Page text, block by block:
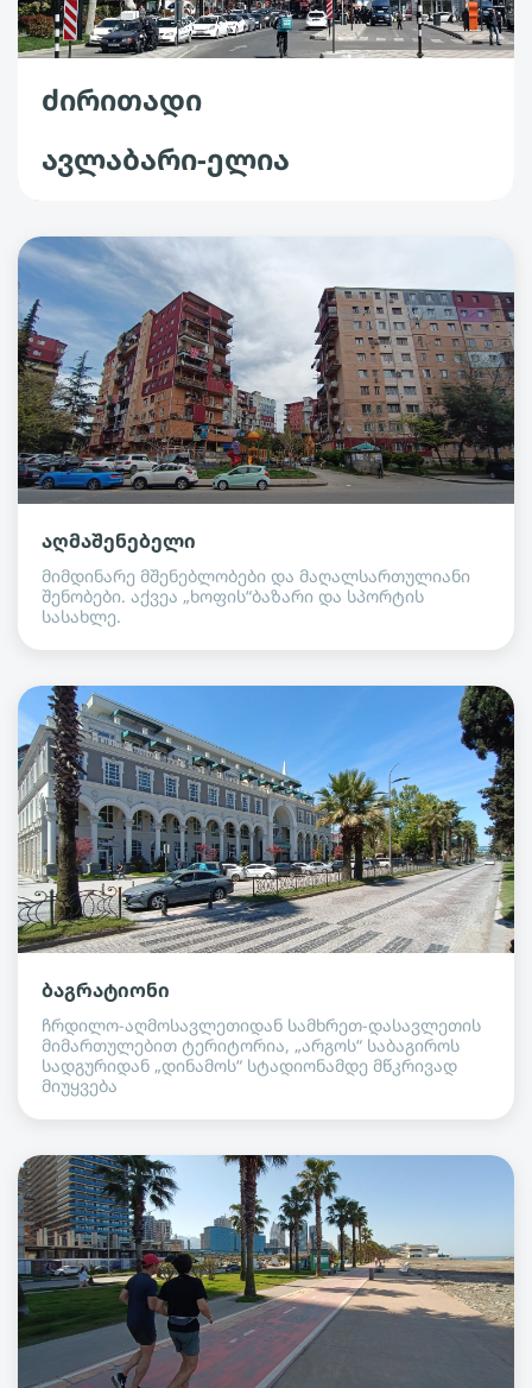
ძირითადი
ავლაბარი-ელია
აღმაშენებელი
მიმდინარე მშენებლობები და მაღალსართულიანი
შენობები. აქვეა „ხოფის“ბაზარი და სპორტის
სასახლე.
ბაგრატიონი
ჩრდილო-აღმოსავლეთიდან სამხრეთ-დასავლეთის
მიმართულებით ტერიტორია, „არგოს“ საბაგიროს
სადგურიდან „დინამოს“ სტადიონამდე მწკრივად
მიუყვება